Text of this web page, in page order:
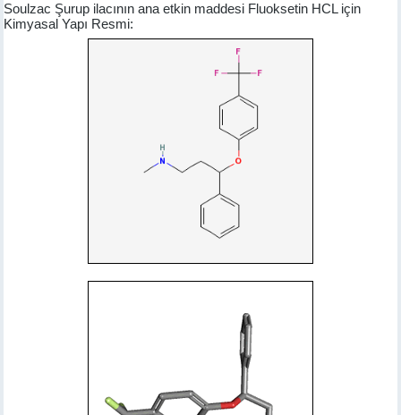
Soulzac Şurup ilacının ana etkin maddesi Fluoksetin HCL için
Kimyasal Yapı Resmi: